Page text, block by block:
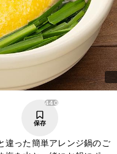
440
保存
違った簡単アレンジ鍋のご